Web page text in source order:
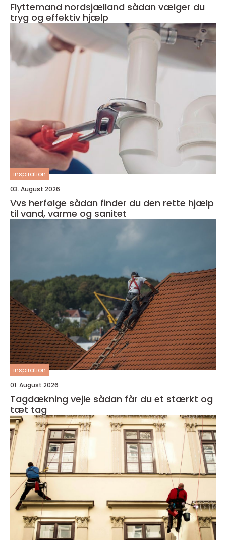
Flyttemand nordsjælland sådan vælger du
tryg og effektiv hjælp
inspiration
03. August 2026
Vvs herfølge sådan finder du den rette hjælp
til vand, varme og sanitet
inspiration
01. August 2026
Tagdækning vejle sådan får du et stærkt og
tæt tag